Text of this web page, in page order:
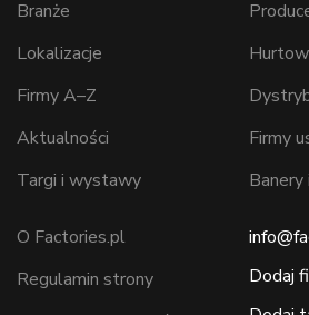
Branże
Lokalizacje
Firmy A–Z
Aktualności
Targi i wystawy
Firmy
O Factories.pl
Regulamin strony
Dodaj